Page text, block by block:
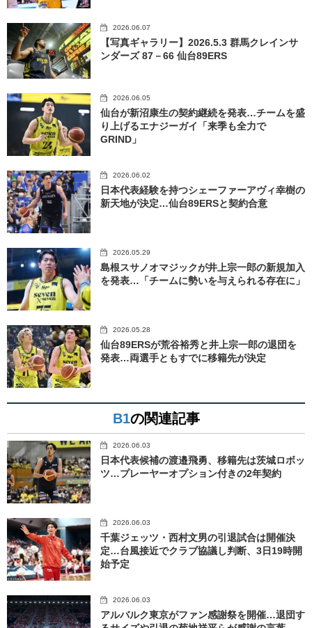
2026.06.07
【写真ギャラリー】2026.5.3 群馬クレインサ
ンダーズ 87－66 仙台89ERS
2026.06.05
仙台が新沼康生の契約継続を発表…チームを盛
り上げるエナジーガイ「来季も全力で
GRIND」
2026.06.02
日本代表経験を持つシェーファーアヴィ幸樹の
新天地が決定…仙台89ERSと契約合意
2026.05.29
島根スサノオマジックが井上宗一郎の新規加入
を発表…「チームに勢いを与えられる存在に」
2026.05.28
仙台89ERSが荒谷裕秀と井上宗一郎の退団を
発表…両選手ともすでに移籍先が決定
B1の関連記事
2026.06.03
日本代表候補の渡邉飛勇、移籍先は茨城ロボッ
ツ…プレーヤーオプション付きの2年契約
2026.06.03
千葉ジェッツ・西村文男の引退試合は開催決
定…台風接近でクラブ協議し判断、3日19時開
始予定
2026.06.03
アルバルク東京がファン感謝祭を開催…退団す